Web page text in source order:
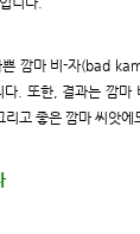
깜마 비-자(bad
다. 또한, 결과는 깜
고 좋은 깜마 씨앗에